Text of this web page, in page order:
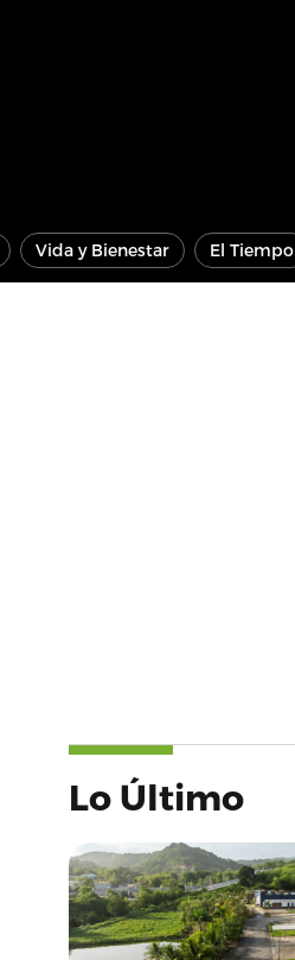
Vida y Bienestar El Tiempo
Lo Último